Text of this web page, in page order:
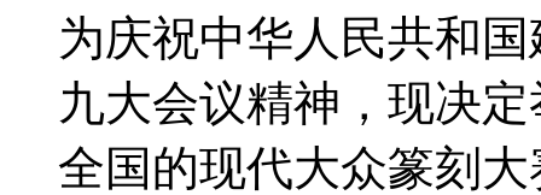
为庆祝中华人民共和
九大会议精神，现决
全国的现代大众篆刻